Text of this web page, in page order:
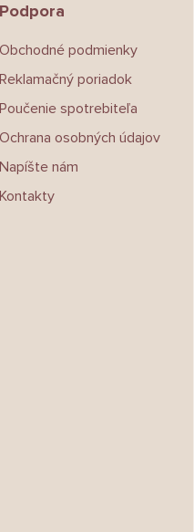
Podpora
Obchodné podmienky
Reklamačný poriadok
Poučenie spotrebiteľa
Ochrana osobných údajov
Napíšte nám
Kontakty